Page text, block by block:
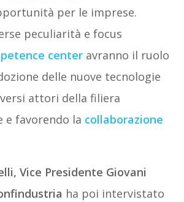
per le imprese.
peculiarità e focus
centeravranno il ruolo
delle nuove tecnologie
attori della filiera
e favorendo la collaborazione
Vice Presidente Giovani
ha poi intervistato